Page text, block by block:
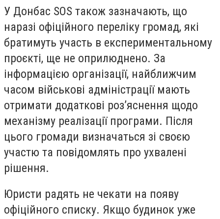
У Донбас SOS також зазначають, що
наразі офіційного переліку громад, які
братимуть участь в експериментальному
проєкті, ще не оприлюднено. За
інформацією організації, найближчим
часом військові адміністрації мають
отримати додаткові роз’яснення щодо
механізму реалізації програми. Після
цього громади визначаться зі своєю
участю та повідомлять про ухвалені
рішення.
Юристи радять не чекати на появу
офіційного списку. Якщо будинок уже